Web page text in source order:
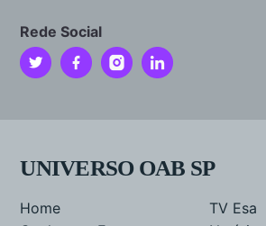
Rede Social
UNIVERSO OAB SP
Home
TV Esa